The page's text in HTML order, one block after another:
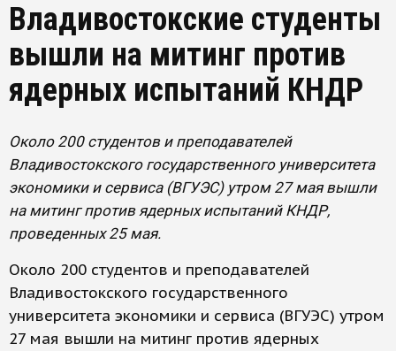
Владивостокские студенты
вышли на митинг против
ядерных испытаний КНДР
Около 200 студентов и преподавателей
Владивостокского государственного университета
экономики и сервиса (ВГУЭС) утром 27 мая вышли
на митинг против ядерных испытаний КНДР,
проведенных 25 мая.
Около 200 студентов и преподавателей
Владивостокского государственного
университета экономики и сервиса (ВГУЭС) утром
27 мая вышли на митинг против ядерных